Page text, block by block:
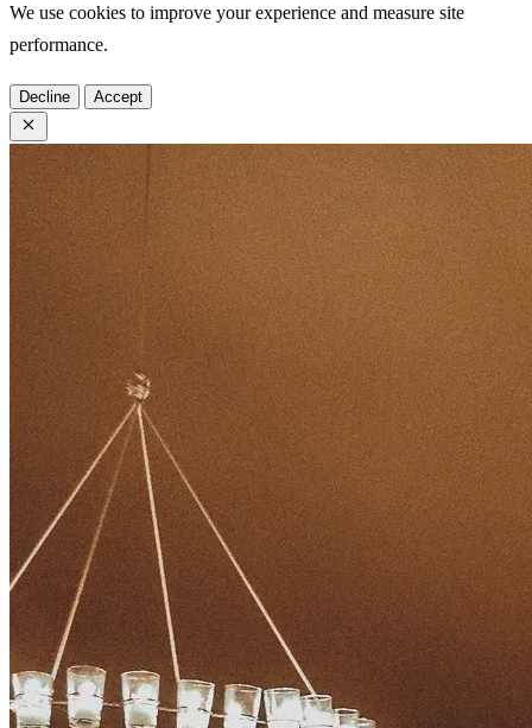
We use cookies to improve your experience and measure site
performance.
Decline Accept